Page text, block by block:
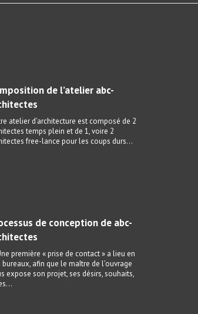
de l’atelier abc-
atelier d’architecture est composé de 2
temps plein et de 1, voire 2
free-lance pour les coups durs…
de conception de abc-
première « prise de contact » a lieu en
bureaux, afin que le maître de l’ouvrage
expose son projet, ses désirs, souhaits,